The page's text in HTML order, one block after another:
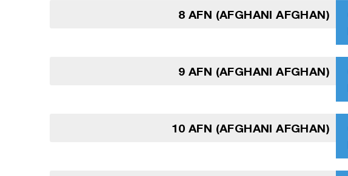
8 AFN (AFGHANI AFGHAN)
9 AFN (AFGHANI AFGHAN)
10 AFN (AFGHANI AFGHAN)